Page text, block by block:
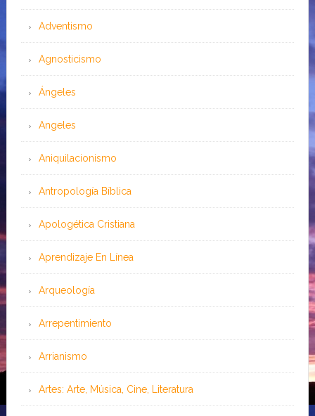
Adventismo
Agnosticismo
Ángeles
Angeles
Aniquilacionismo
Antropología Bíblica
Apologética Cristiana
Aprendizaje En Línea
Arqueología
Arrepentimiento
Arrianismo
Artes: Arte, Música, Cine, Literatura